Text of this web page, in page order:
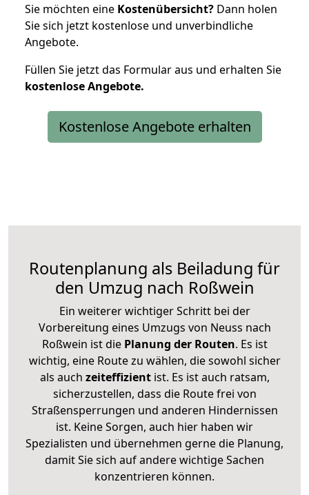
Sie möchten eine Kostenübersicht? Dann holen
Sie sich jetzt kostenlose und unverbindliche
Angebote.
Füllen Sie jetzt das Formular aus und erhalten Sie
kostenloseAngebote.
Kostenlose Angebote erhalten
Routenplanung als Beiladung für
den Umzug nach Roßwein
Ein weiterer wichtiger Schritt bei der
Vorbereitung eines Umzugs von Neuss nach
Roßwein ist diePlanung der Routen. Es ist
wichtig, eine Route zu wählen, die sowohl sicher
als auch zeiteffizientist. Es ist auch ratsam,
sicherzustellen, dass die Route frei von
Straßensperrungen und anderen Hindernissen
ist. Keine Sorgen, auch hier haben wir
Spezialisten und übernehmen gerne die Planung,
damit Sie sich auf andere wichtige Sachen
konzentrieren können.